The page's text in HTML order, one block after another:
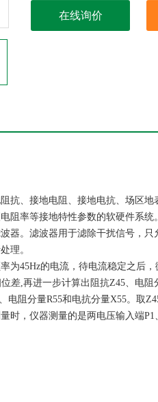
在线询价
抗、接地电阻、接地电抗、场区
阻率等接地特性参数的软硬件系统。
器。滤波器用于滤除干扰信号，只
理。
为45Hz的电流，待电流稳定之后
差,再进一步计算出阻抗Z45、电阻
阻分量R55和电抗分量X55。取
，仪器测量的是两电压输入端P1